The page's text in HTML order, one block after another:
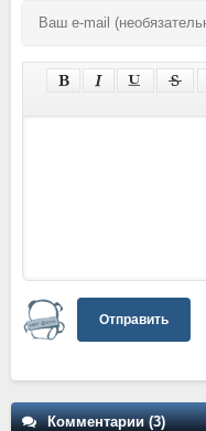
Отправить
Комментарии (3)